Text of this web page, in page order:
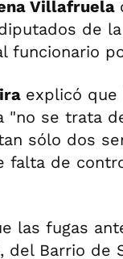
Villafruela
de
funcionario
explicó
"no se trata
sólo dos
falta de
las fugas
del Barrio de